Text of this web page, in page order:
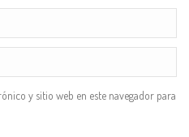
y sitio web en este navegador para